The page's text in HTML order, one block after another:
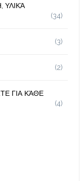
ΥΛΙΚΆ
(34)
(3)
(2)
ΓΙΑ ΚΆΘΕ
(4)